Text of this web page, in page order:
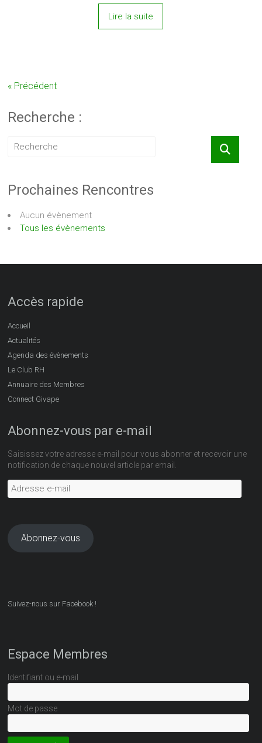
Lire la suite
« Précédent
Recherche :
Prochaines Rencontres
Aucun évènement
Tous les évènements
Accès rapide
Accueil
Actualités
Agenda des évènements
Le Club RH
Annuaire des Membres
Connect Givape
Abonnez-vous par e-mail
Saisissez votre adresse e-mail pour vous abonner et recevoir une
notification de chaque nouvel article par email.
Adresse
e-
Abonnez-vous
Suivez-nous sur Facebook !
Espace Membres
Identifiant ou e-mail
Mot de passe